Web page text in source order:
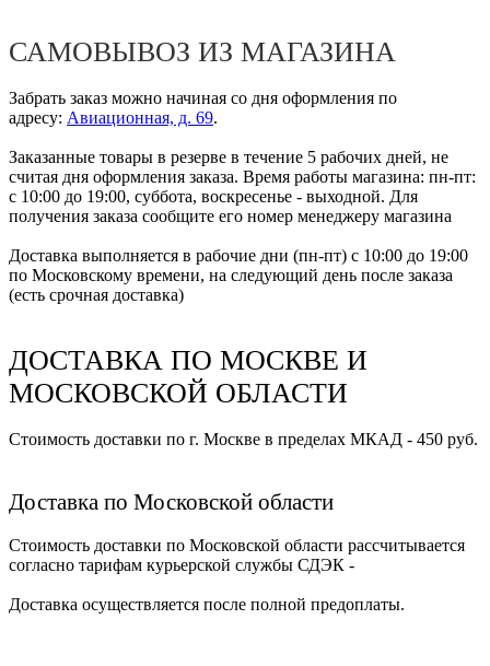
САМОВЫВОЗ ИЗ МАГАЗИНА
Забрать заказ можно начиная со дня оформления по
адресу: Авиационная, д. 69.
Заказанные товары в резерве в течение 5 рабочих дней, не
считая дня оформления заказа. Время работы магазина: пн-пт:
с 10:00 до 19:00, суббота, воскресенье - выходной. Для
получения заказа сообщите его номер менеджеру магазина
Доставка выполняется в рабочие дни (пн-пт) с 10:00 до 19:00
по Московскому времени, на следующий день после заказа
(есть срочная доставка)
ДОСТАВКА ПО МОСКВЕ И
МОСКОВСКОЙ ОБЛАСТИ
Стоимость доставки по г. Москве в пределах МКАД - 450 руб.
Доставка по Московской области
Стоимость доставки по Московской области рассчитывается
согласно тарифам курьерской службы СДЭК -
Доставка осуществляется после полной предоплаты.